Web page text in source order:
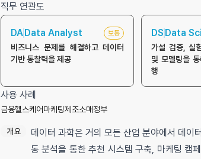
직무 연관도
DAData Analyst 보통
비즈니스 문제를 해결하고 데이터
기반 통찰력을 제공
DS Data
가설 검증, 실
및 모델링을
행
사용 사례
금융헬스케어마케팅제조소매정부
개요
데이터 과학은 거의 모든 산업 분야에서 데이
동 분석을 통한 추천 시스템 구축, 마케팅 캠